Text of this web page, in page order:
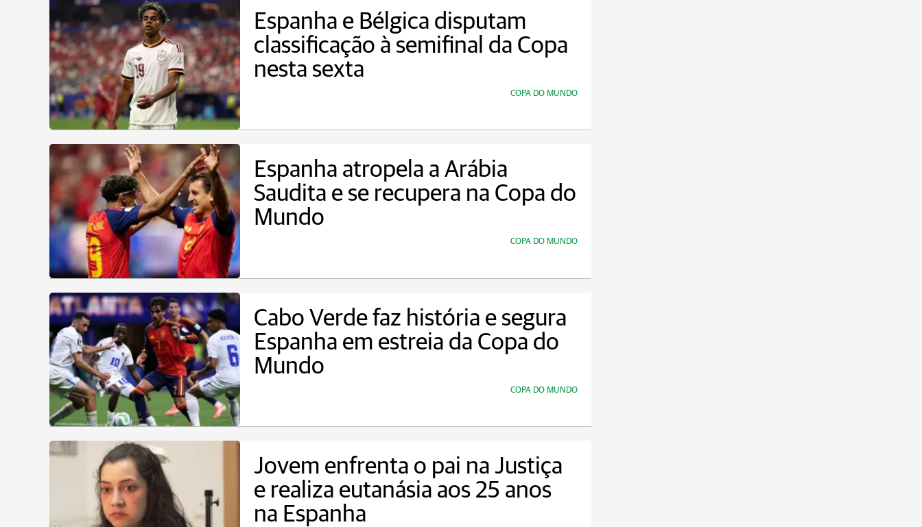
Espanha e Bélgica disputam
classificação à semifinal da Copa
nesta sexta
COPA DO MUNDO
Espanha atropela a Arábia
Saudita e se recupera na Copa do
Mundo
COPA DO MUNDO
Cabo Verde faz história e segura
Espanha em estreia da Copa do
Mundo
COPA DO MUNDO
Jovem enfrenta o pai na Justiça
e realiza eutanásia aos 25 anos
na Espanha